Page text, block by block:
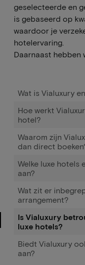
Wat is Vialuxury
Hoe werkt
hotel?
Waarom zijn
dan direct
Welke luxe hotels
aan?
Wat zit er
arrangement?
Is Vialuxury
luxe hotels?
Biedt Vialuxury
aan?
geselecteerde en
is gebaseerd op
waardoor je
hotelervaring.
Daarnaast hebben